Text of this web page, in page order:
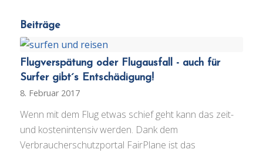
Beiträge
Flugverspätung oder Flugausfall - auch für
Surfer gibt´s Entschädigung!
8. Februar 2017
Wenn mit dem Flug etwas schief geht kann das zeit-
und kostenintensiv werden. Dank dem
Verbraucherschutzportal FairPlane ist das